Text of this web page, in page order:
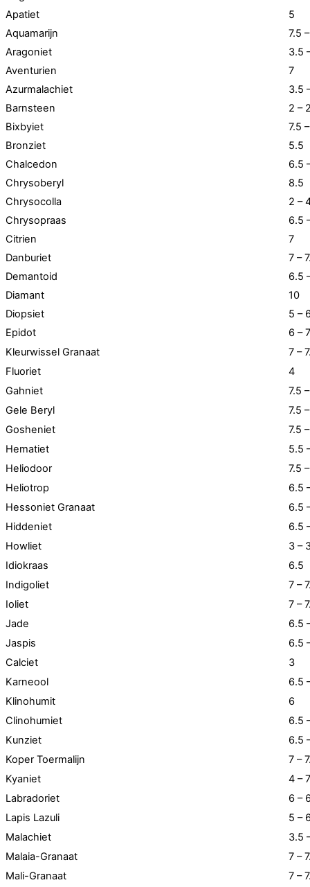
Apatiet
5
Aquamarijn
7.5
Aragoniet
3.5
Aventurien
7
Azurmalachiet
3.5
Barnsteen
2 –
Bixbyiet
7.5
Bronziet
5.5
Chalcedon
6.5
Chrysoberyl
8.5
Chrysocolla
2 –
Chrysopraas
6.5
Citrien
7
Danburiet
7 –
Demantoid
6.5
Diamant
10
Diopsiet
5 –
Epidot
6 – 7
Kleurwissel Granaat
7 –
Fluoriet
4
Gahniet
7.5
Gele Beryl
7.5
Gosheniet
7.5
Hematiet
5.5
Heliodoor
7.5
Heliotrop
6.5
Hessoniet Granaat
6.5
Hiddeniet
6.5
Howliet
3 –
Idiokraas
6.5
Indigoliet
7 –
Ioliet
7 –
Jade
6.5
Jaspis
6.5
Calciet
3
Karneool
6.5
Klinohumit
6
Clinohumiet
6.5
Kunziet
6.5
Koper Toermalijn
7 –
Kyaniet
4 – 7
Labradoriet
6 –
Lapis Lazuli
5 –
Malachiet
3.5
Malaia-Granaat
7 –
Mali-Granaat
7 –